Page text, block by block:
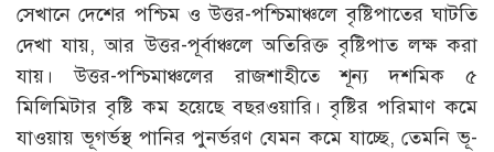
সেখানে দেশের পশ্চিম ও উত্তর-পশ্চিমাঞ্চলে বৃষ্টিপাতের ঘাটতি
দেখা যায়, আর উত্তর-পূর্বাঞ্চলে অতিরিক্ত বৃষ্টিপাত লক্ষ করা
যায়। উত্তর-পশ্চিমাঞ্চলের রাজশাহীতে শূন্য দশমিক ৫
মিলিমিটার বৃষ্টি কম হয়েছে বছরওয়ারি। বৃষ্টির পরিমাণ কমে
যাওয়ায় ভূগর্ভস্থ পানির পুনর্ভরণ যেমন কমে যাচ্ছে, তেমনি ভূ-